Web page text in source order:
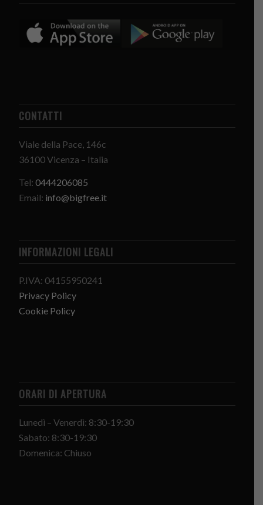
CONTATTI
Viale della Pace, 146c
36100 Vicenza – Italia
Tel:0444206085
Email: info@bigfree.it
INFORMAZIONI LEGALI
P.IVA: 04155950241
Privacy Policy
Cookie Policy
ORARI DI APERTURA
Lunedì – Venerdì: 8:30-19:30
Sabato: 8:30-19:30
Domenica: Chiuso